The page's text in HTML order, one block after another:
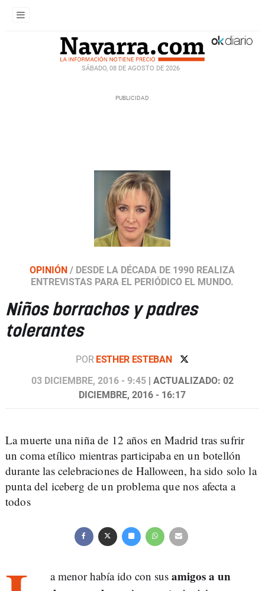
SÁBADO, 08 DE AGOSTO DE 2026
OPINIÓN / DESDE LA DÉCADA DE 1990 REALIZA
ENTREVISTAS PARA EL PERIÓDICO EL MUNDO.
Niños borrachos y padres
tolerantes
POR ESTHER ESTEBAN
03 DICIEMBRE, 2016 - 9:45| ACTUALIZADO: 02
DICIEMBRE, 2016 - 16:17
La muerte una niña de 12 años en Madrid tras sufrir
un coma etílico mientras participaba en un botellón
durante las celebraciones de Halloween, ha sido solo la
punta del iceberg de un problema que nos afecta a
todos
a menor había ido con sus amigos a un